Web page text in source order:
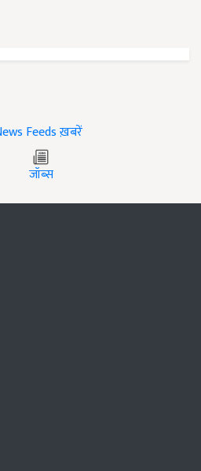
ख़बरें
जॉब्स